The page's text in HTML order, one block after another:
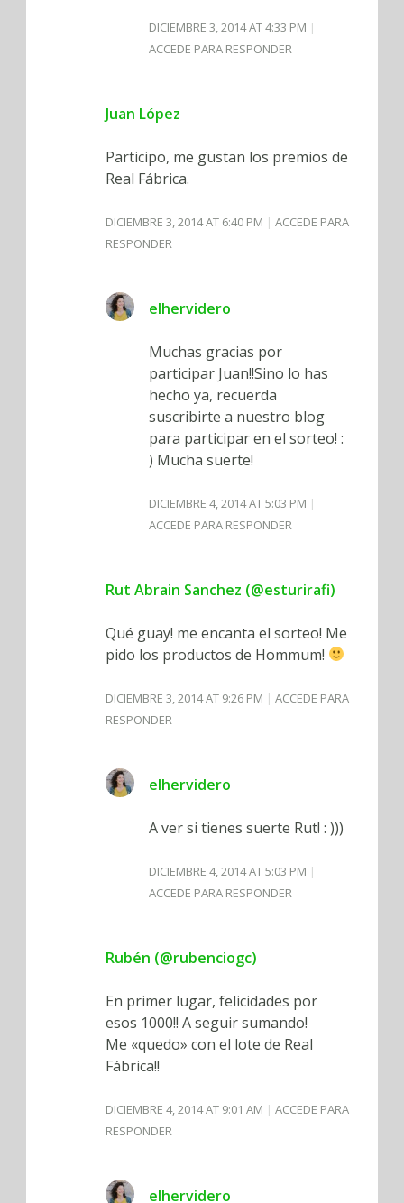
DICIEMBRE 3, 2014 AT 4:33 PM
ACCEDE PARA RESPONDER
Juan López
Participo, me gustan los premios de
Real Fábrica.
DICIEMBRE 3, 2014 AT 6:40 PM
ACCEDE PARA
RESPONDER
elhervidero
Muchas gracias por
participar Juan!!Sino lo has
hecho ya, recuerda
suscribirte a nuestro blog
para participar en el sorteo! :
) Mucha suerte!
DICIEMBRE 4, 2014 AT 5:03 PM
ACCEDE PARA RESPONDER
Rut Abrain Sanchez (@esturirafi)
Qué guay! me encanta el sorteo! Me
pido los productos de Hommum!
DICIEMBRE 3, 2014 AT 9:26 PM
ACCEDE PARA
RESPONDER
elhervidero
A ver si tienes suerte Rut! : )))
DICIEMBRE 4, 2014 AT 5:03 PM
ACCEDE PARA RESPONDER
Rubén (@rubenciogc)
En primer lugar, felicidades por
esos 1000!! A seguir sumando!
Me «quedo» con el lote de Real
Fábrica!!
DICIEMBRE 4, 2014 AT 9:01 AM
ACCEDE PARA
RESPONDER
elhervidero